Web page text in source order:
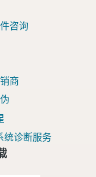
咨询
商
统诊断服务